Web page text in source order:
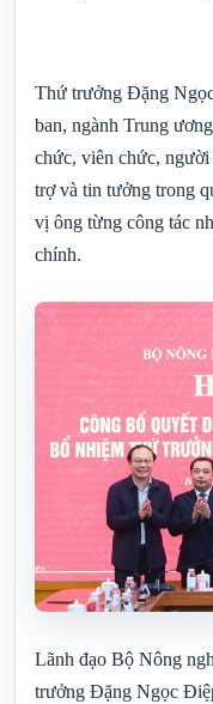
Thứ trưởng Đặng
ban, ngành Trung
chức, viên chức,
trợ và tin tưởng trong
vị ông từng công tác
chính.
Lãnh đạo Bộ Nông
trưởng Đặng Ngọc